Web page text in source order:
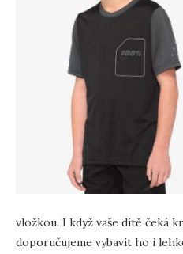
vložkou. I když vaše dítě čeká
doporučujeme vybavit ho i